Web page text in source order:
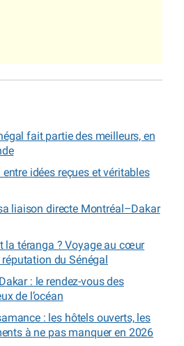
fait partie des meilleurs, en
idées reçues et véritables
liaison directe Montréal–Dakar
la téranga ? Voyage au cœur
du Sénégal
: le rendez-vous des
de l’océan
: les hôtels ouverts, les
à ne pas manquer en 2026